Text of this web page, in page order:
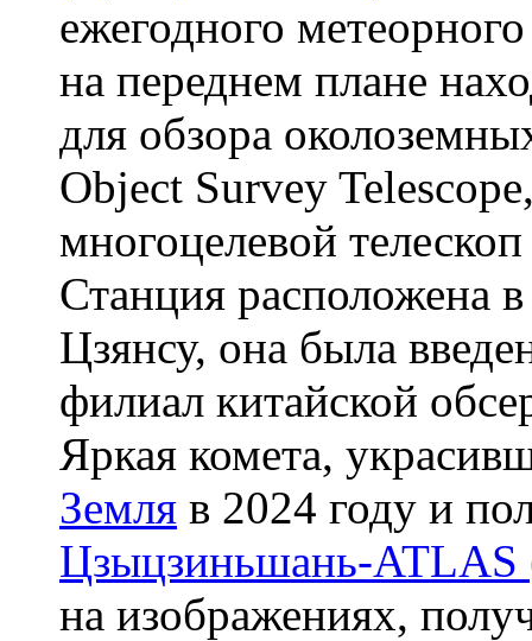
ежегодного
на переднем плане
для обзора
Object Survey
многоцелевой
Станция расположена
Цзянсу, она была
филиал китайской
Яркая комета,
Земля в 2024 году и
Цзыцзиньшань-ATLAS
на изображениях,